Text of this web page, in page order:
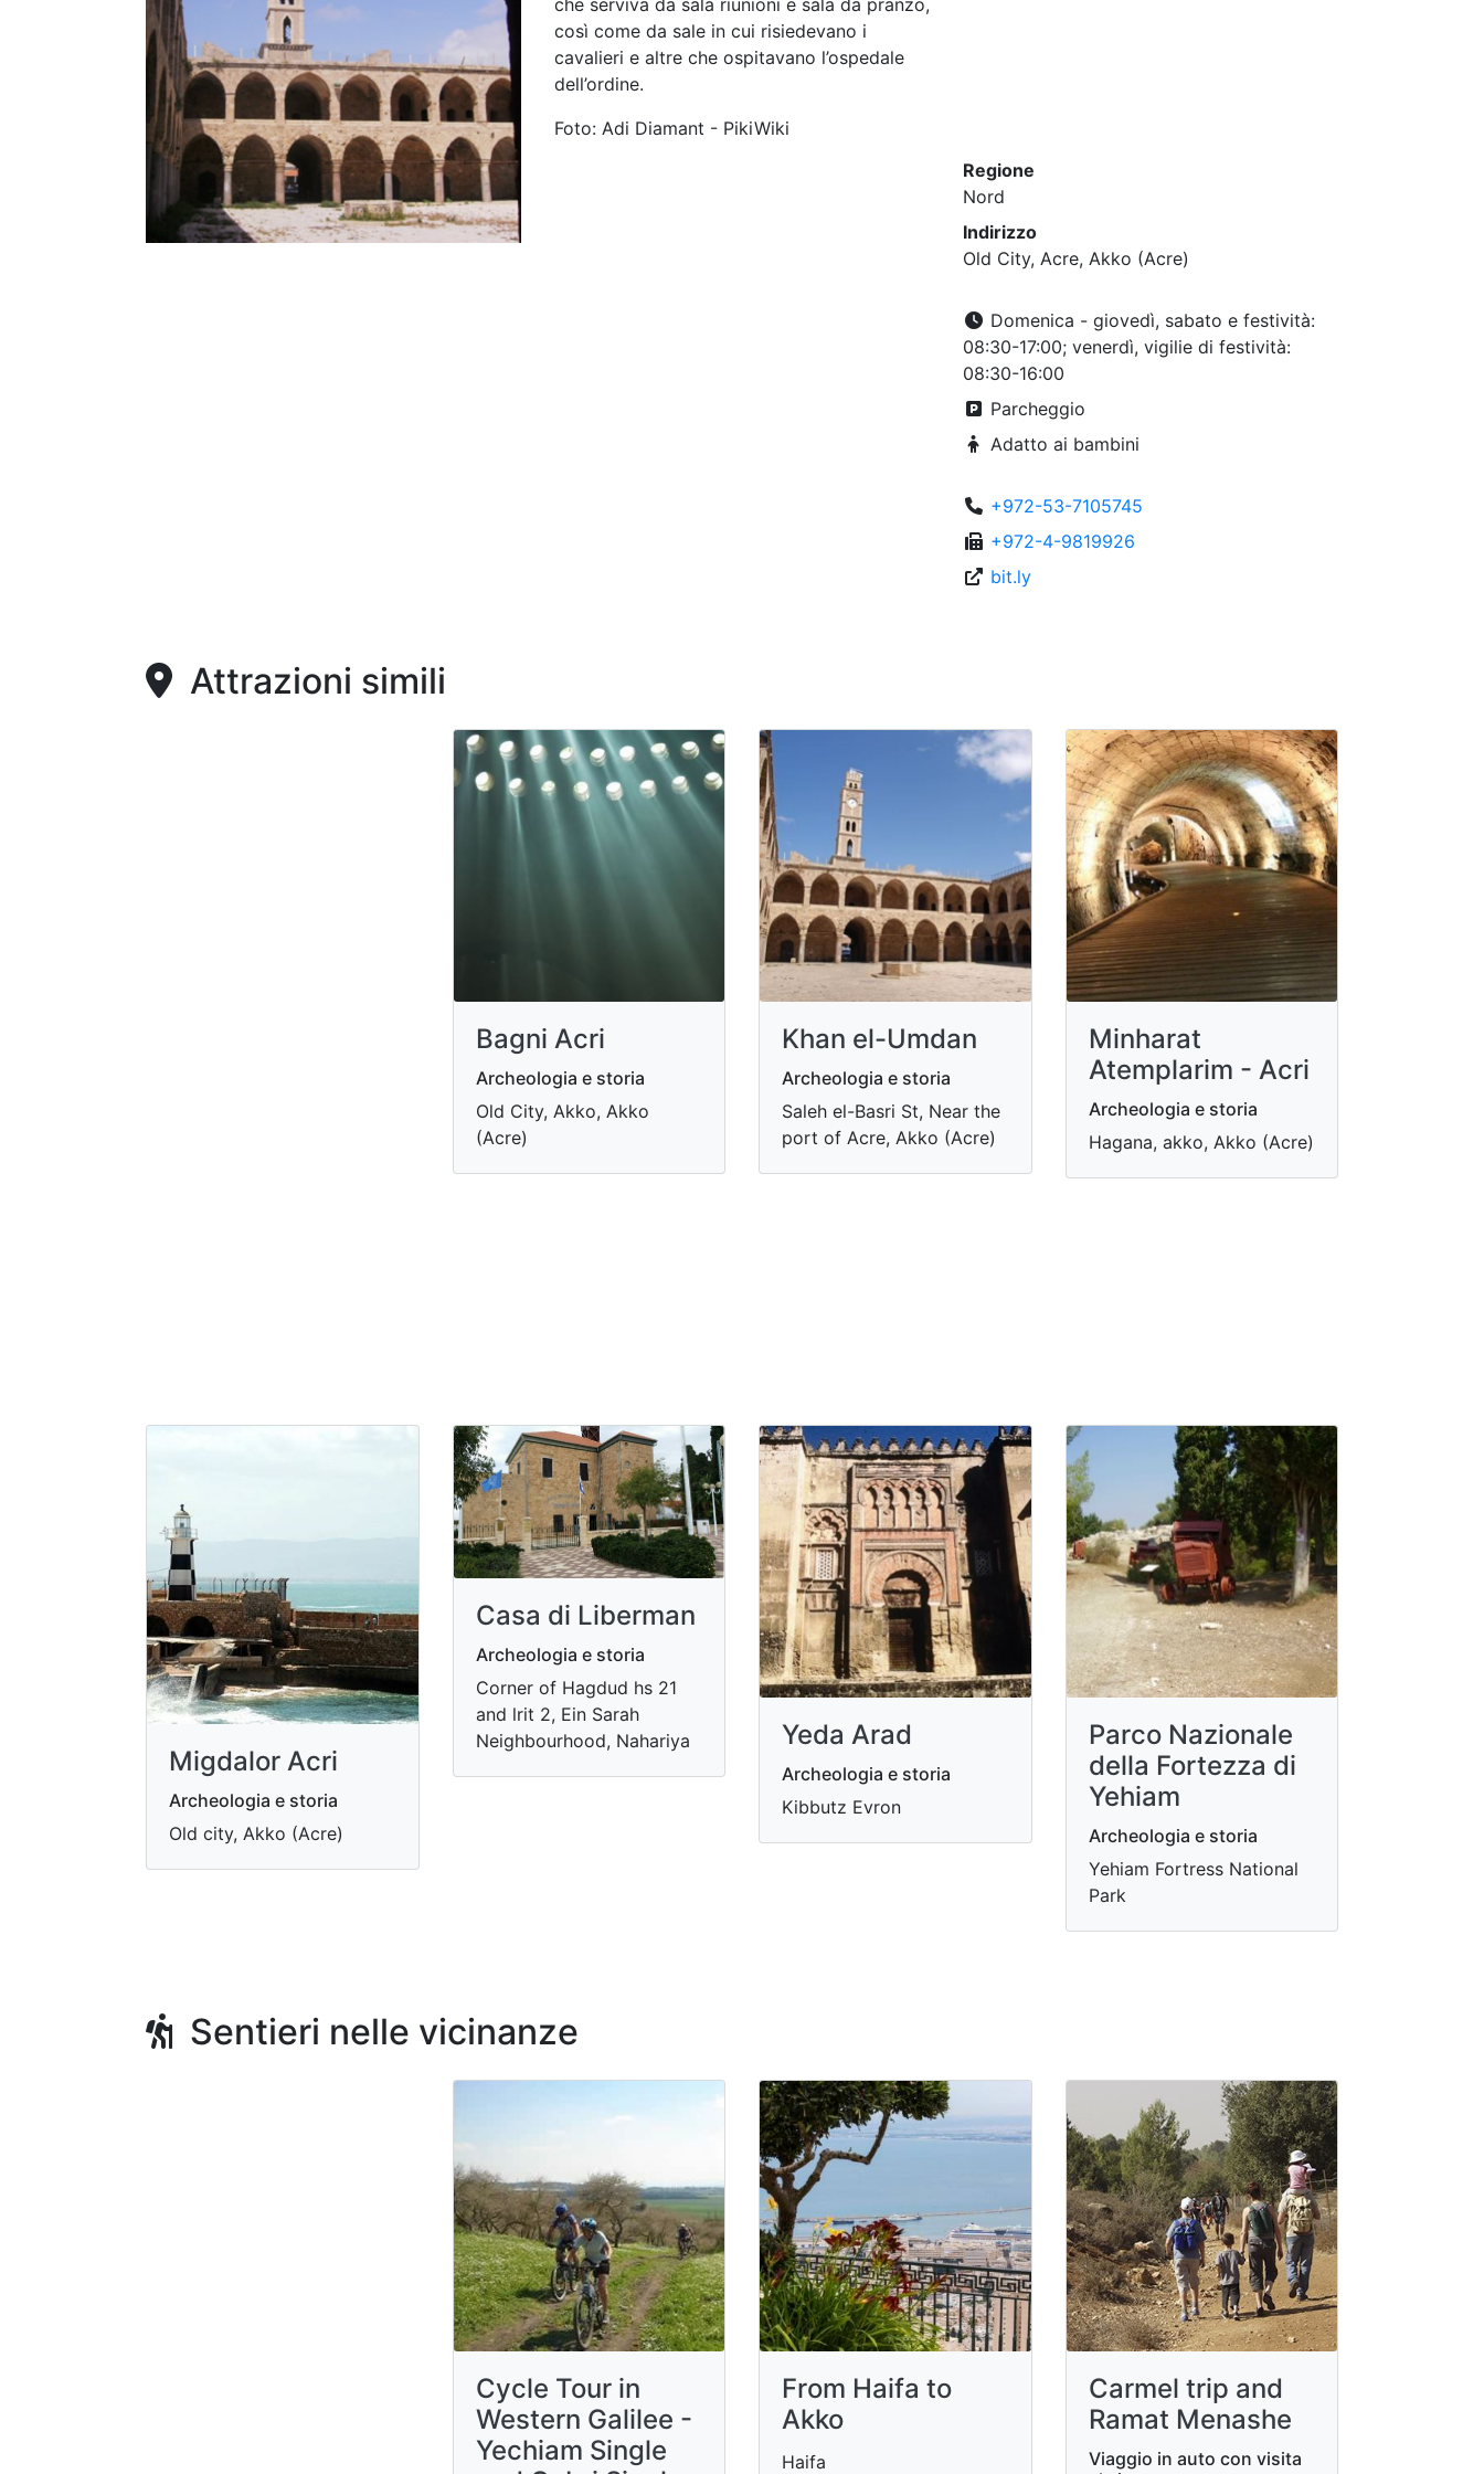
che serviva da sala riunioni e sala da pranzo,
così come da sale in cui risiedevano i
cavalieri e altre che ospitavano l’ospedale
dell’ordine.
Foto: Adi Diamant - PikiWiki
Regione
Nord
Indirizzo
Old City, Acre, Akko (Acre)
Domenica - giovedì, sabato e festività:
08:30-17:00; venerdì, vigilie di festività:
08:30-16:00
Parcheggio
Adatto ai bambini
+972-53-7105745
+972-4-9819926
bit.ly
Attrazioni simili
Bagni Acri
Archeologia e storia
Old City, Akko, Akko
(Acre)
Khan el-Umdan
Archeologia e storia
Saleh el-Basri St, Near the
port of Acre, Akko (Acre)
Minharat
Atemplarim - Acri
Archeologia e storia
Hagana, akko, Akko (Acre)
Migdalor Acri
Archeologia e storia
Old city, Akko (Acre)
Casa di Liberman
Archeologia e storia
Corner of Hagdud hs 21
and lrit 2, Ein Sarah
Neighbourhood, Nahariya
Yeda Arad
Archeologia e storia
Kibbutz Evron
Parco Nazionale
della Fortezza di
Yehiam
Archeologia e storia
Yehiam Fortress National
Park
Sentieri nelle vicinanze
Cycle Tour in
Western Galilee -
Yechiam Single
From Haifa to
Akko
Haifa
Carmel trip and
Ramat Menashe
Viaggio in auto con visita